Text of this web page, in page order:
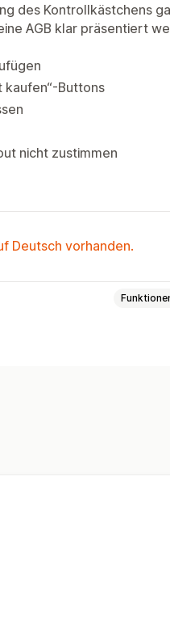
des Kontrollkästchens
AGB klar präsentiert
kaufen“-Buttons
nicht zustimmen
Deutsch vorhanden.